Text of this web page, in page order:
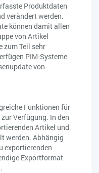
Produktdaten
verändert werden.
können damit allen
von Artikel
zum Teil sehr
PIM-Systeme
von
Funktionen für
Verfügung. In den
Artikel und
werden. Abhängig
exportierenden
Exportformat